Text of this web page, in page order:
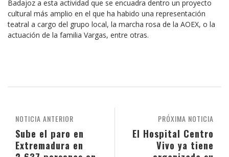
Badajoz a esta actividad que se encuadra dentro un proyecto
cultural más amplio en el que ha habido una representación
teatral a cargo del grupo local, la marcha rosa de la AOEX, o la
actuación de la familia Vargas, entre otras.
PRÓXIMA NOTICIA
El Hospital Centro
Vivo ya tiene
NOTICIA ANTERIOR
Sube el paro en
Extremadura en